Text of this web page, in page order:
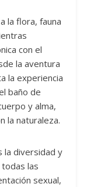
la flora, fauna
con el
la aventura
la experiencia
baño de
y alma,
la naturaleza.
la diversidad y
las
sexual,